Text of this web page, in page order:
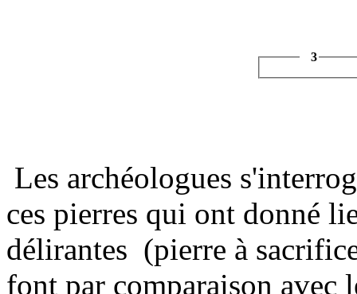
3
Les archéologues
ces pierres qui ont donné
délirantes (pierre à
font par comparaison avec